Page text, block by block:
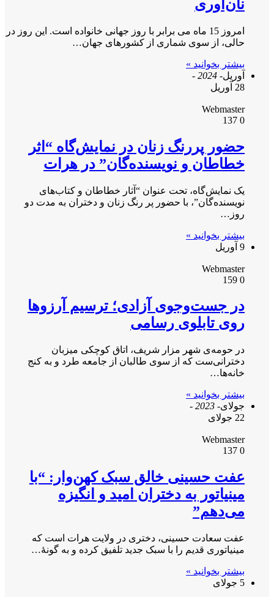
نان‌آوری
امروز 15 ماه می برابر با روز جهانی خانواده است. این روز در
حالی، از سوی شماری از کشورهای جهان…
بیشتر بخوانید »
آوریل- 2024 -
28 آوریل
Webmaster
0
حضور پررنگ زنان در نمایش‌گاه “اثر
خطاطان و نویسنده‌‌گان” در هرات
یک نمایش‌گاه، تحت عنوان “آثار خطاطان و کتاب‌های
نویسنده‌گان”، با حضور پر رنگ زنان و دختران به مدت دو
روز…
بیشتر بخوانید »
9 آوریل
Webmaster
0
در جست‌و‌جوی آزادی؛ ترسیم آرزوها
روی تابلوی رسامی
در حومه‌ی شهر مزار شریف، اتاق کوچکی میزبان
دخترانی‌ست که از سوی طالبان از جامعه طرد و به کنج
خانه‌ها…
بیشتر بخوانید »
جولای- 2023 -
22 جولای
Webmaster
0
عفت حسینی خالق سبک کهن‌وار: “با
مینیاتور به دختران امید و انگیزه
می‌دهم”
عفت سعادت حسینی، دختری در ولایت هرات است که
مینیاتوری قدیم را با سبک جدید تلفیق کرده و به گونهٔ…
بیشتر بخوانید »
5 جولای